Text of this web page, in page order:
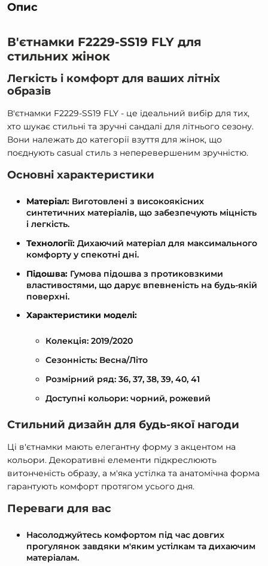
Опис
В'єтнамки F2229-SS19 FLY для
стильних жінок
Легкість і комфорт для ваших літніх
образів
В'єтнамки F2229-SS19 FLY - це ідеальний вибір для тих,
хто шукає стильні та зручні сандалі для літнього сезону.
Вони належать до категорії взуття для жінок, що
поєднують casual стиль з неперевершеним зручністю.
Основні характеристики
Матеріал: Виготовлені з високоякісних
синтетичних матеріалів, що забезпечують міцність
і легкість.
Технології: Дихаючий матеріал для максимального
комфорту у спекотні дні.
Підошва: Гумова підошва з протиковзкими
властивостями, що дарує впевненість на будь-якій
поверхні.
Характеристики моделі:
Колекція: 2019/2020
Сезонність: Весна/Літо
Розмірний ряд: 36, 37, 38, 39, 40, 41
Доступні кольори: чорний, рожевий
Стильний дизайн для будь-якої нагоди
Ці в'єтнамки мають елегантну форму з акцентом на
кольори. Декоративні елементи підкреслюють
витонченість образу, а м'яка устілка та анатомічна форма
гарантують комфорт протягом усього дня.
Переваги для вас
Насолоджуйтесь комфортом під час довгих
прогулянок завдяки м'яким устілкам та дихаючим
матеріалам.